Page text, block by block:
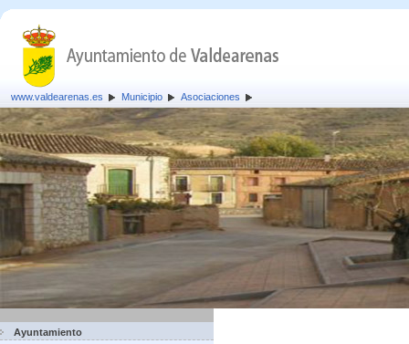
www.valdearenas.es Municipio Asociaciones
Ayuntamiento